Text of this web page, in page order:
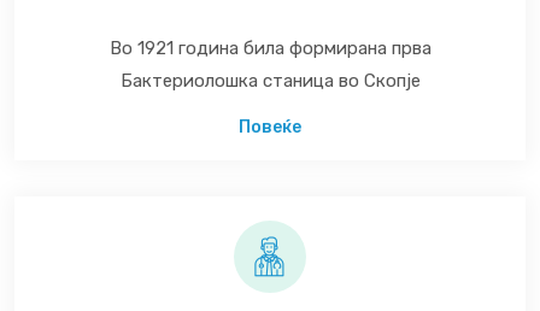
Во 1921 година била формирана прва
Бактериолошка станица во Скопје
Повеќе